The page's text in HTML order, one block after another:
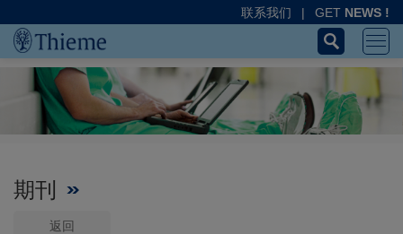
联系我们 | GET NEWS !
期刊
返回